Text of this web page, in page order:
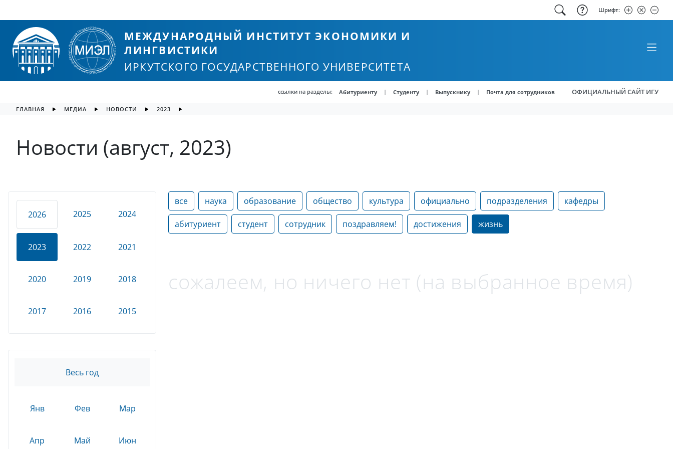
Шрифт:
МЕЖДУНАРОДНЫЙ ИНСТИТУТ ЭКОНОМИКИ И
ЛИНГВИСТИКИ
ИРКУТСКОГО ГОСУДАРСТВЕННОГО УНИВЕРСИТЕТА
ссылки на разделы: Абитуриенту | Студенту | Выпускнику | Почта для сотрудников ОФИЦИАЛЬНЫЙ САЙТ ИГУ
ГЛАВНАЯ МЕДИА НОВОСТИ 2023
Новости (август, 2023)
2026 2025 2024
2023 2022 2021
2020 2019 2018
2017 2016 2015
Весь год
Янв Фев Мар
Апр Май Июн
все наука образование общество культура официально подразделения кафедры
абитуриент студент сотрудник поздравляем! достижения жизнь
сожалеем, но ничего нет (на выбранное время)